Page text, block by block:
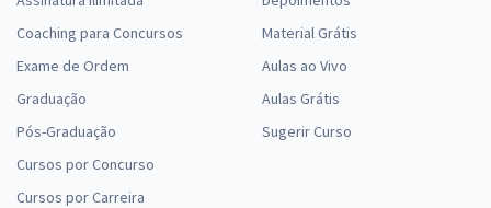
Coaching para Concursos
Exame de Ordem
Graduação
Pós-Graduação
Cursos por Concurso
Cursos por Carreira
Material Grátis
Aulas ao Vivo
Aulas Grátis
Sugerir Curso